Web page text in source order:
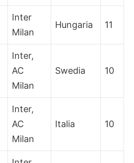
Inter
Milan
Hungaria 11
Inter,
AC
Milan
Swedia 10
Inter,
AC
Milan
Italia 10